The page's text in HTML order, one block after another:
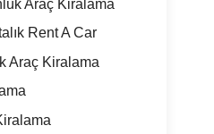
Araç Kiralama
Rent A Car
Araç Kiralama